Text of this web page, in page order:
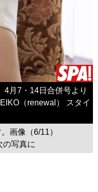
4月7・14日合併号より
（renewal） スタイ
画像（6/11）
の写真に